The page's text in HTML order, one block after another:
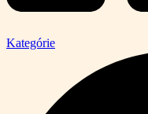
Kategórie